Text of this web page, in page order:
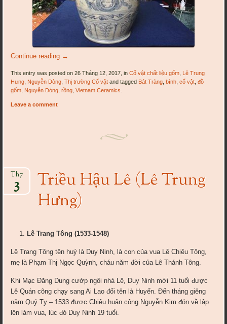
Continue reading →
This entry was posted on 26 Tháng 12, 2017, inCổ vật chất liệu gốm Lê Trung
Hưng Nguyễn Dòng ,Thị trường Cổ vật and tagged Bát Tràng ,bình ,cổ vật ,đồ
gốm Nguyễn Dòng ,rồng ,Vietnam Ceramics
Leave a comment
Triều Hậu Lê (Lê Trung
Hưng)
Th7
3
Lê Trang Tông (1533-1548)
Lê Trang Tông tên huý là Duy Ninh, là con của vua Lê Chiêu Tông,
mẹ là Phạm Thị Ngọc Quỳnh, cháu năm đời của Lê Thánh Tông.
Khi Mạc Đăng Dung cướp ngôi nhà Lê, Duy Ninh mới 11 tuổi được
Lê Quán cõng chạy sang Ai Lao đổi tên là Huyến. Đến tháng giêng
năm Quý Tỵ – 1533 được Chiêu huân công Nguyễn Kim đón về lập
lên làm vua, lúc đó Duy Ninh 19 tuổi.